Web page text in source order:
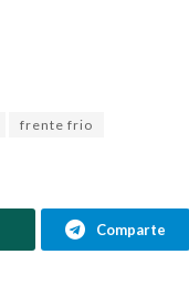
frente frio
Comparte